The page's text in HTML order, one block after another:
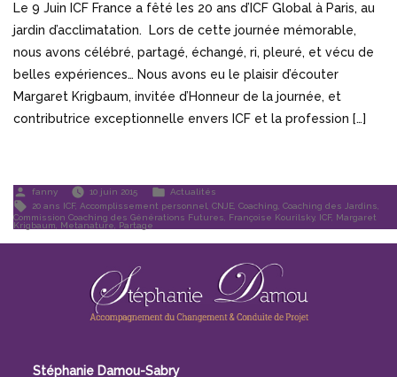
Le 9 Juin ICF France a fêté les 20 ans d’ICF Global à Paris, au
jardin d’acclimatation. Lors de cette journée mémorable,
nous avons célébré, partagé, échangé, ri, pleuré, et vécu de
belles expériences… Nous avons eu le plaisir d’écouter
Margaret Krigbaum, invitée d’Honneur de la journée, et
contributrice exceptionnelle envers ICF et la profession […]
Publié
par
fanny 10 juin 2015
Publié
dans
Actualités
Étiquettes :
20 ans ICF, Accomplissement personnel ,CNJE ,Coaching ,Coaching des Jardins
Commission Coaching des Générations Futures, Françoise Kourilsky, ICF, Margaret
Krigbaum, Metanature, Partage
Stéphanie Damou-Sabry